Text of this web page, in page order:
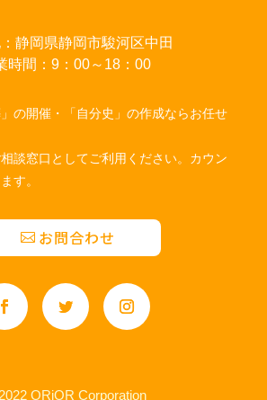
静岡県静岡市駿河区中田
時間：9：00～18：00
の開催・「自分史」の作成ならお任せ
談窓口としてご利用ください。カウン
す。
お問合わせ
ORiOR Corporation